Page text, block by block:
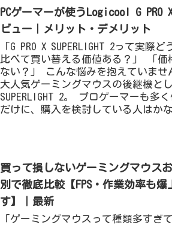
PCゲーマーが使うLogicool G PRO
ビュー｜メリット・デメリット
「G PRO X SUPERLIGHT 2って実際
比べて買い替える価値ある？」 「価
ない？」 こんな悩みを抱えていま
大人気ゲーミングマウスの後継機と
SUPERLIGHT 2。 プロゲーマーも多
だけに、購入を検討している人はか
買って損しないゲーミングマウス
別で徹底比較【FPS・作業効率も
す】｜最新
「ゲーミングマウスって種類多すぎ